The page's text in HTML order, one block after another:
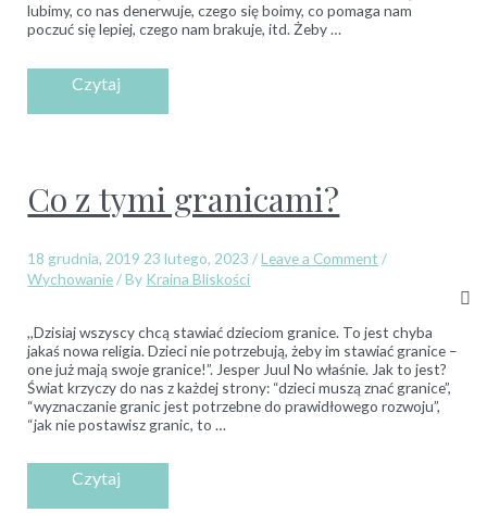
lubimy, co nas denerwuje, czego się boimy, co pomaga nam
poczuć się lepiej, czego nam brakuje, itd. Żeby …
Co z tymi granicami?
18 grudnia, 2019 23 lutego, 2023 /Leave a Comment /
Wychowanie/ By Kraina Bliskości
,,Dzisiaj wszyscy chcą stawiać dzieciom granice. To jest chyba
jakaś nowa religia. Dzieci nie potrzebują, żeby im stawiać granice –
one już mają swoje granice!”. Jesper Juul No właśnie. Jak to jest?
Świat krzyczy do nas z każdej strony: “dzieci muszą znać granice”,
“wyznaczanie granic jest potrzebne do prawidłowego rozwoju”,
“jak nie postawisz granic, to …